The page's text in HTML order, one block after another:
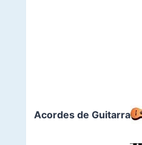
Acordes de Guitarra